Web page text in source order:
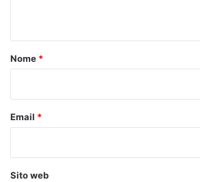
o
Nome *
Email *
Sito web